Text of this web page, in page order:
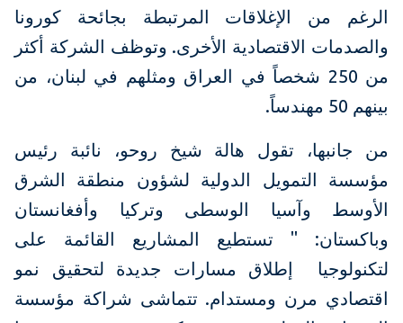
الرغم من الإغلاقات المرتبطة بجائحة كورونا
والصدمات الاقتصادية الأخرى. وتوظف الشركة أكثر
من 250 شخصاً في العراق ومثلهم في لبنان، من
بينهم 50 مهندساً.
من جانبها، تقول هالة شيخ روحو، نائبة رئيس
مؤسسة التمويل الدولية لشؤون منطقة الشرق
الأوسط وآسيا الوسطى وتركيا وأفغانستان
وباكستان: " تستطيع المشاريع القائمة على
لتكنولوجيا إطلاق مسارات جديدة لتحقيق نمو
اقتصادي مرن ومستدام. تتماشى شراكة مؤسسة